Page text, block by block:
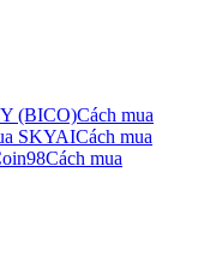
(BICO)Cách mua
SKYAICách mua
Cách mua